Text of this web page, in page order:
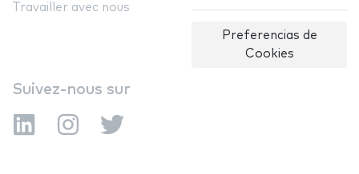
Travailler avec nous
Preferencias de
Cookies
Suivez-nous sur